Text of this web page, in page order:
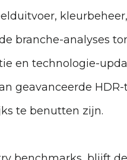
branche-analyses
en technologie-
geavanceerde
te benutten zijn.